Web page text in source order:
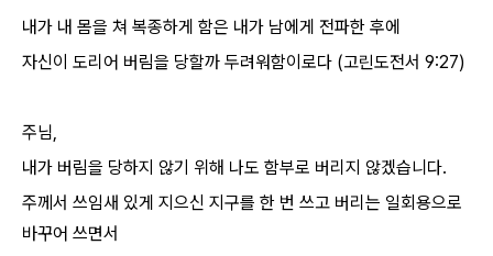
내가 내 몸을 쳐 복종하게 함은 내가 남에게 전파한 후에
자신이 도리어 버림을 당할까 두려워함이로다 (고린도전서 9:27)
주님,
내가 버림을 당하지 않기 위해 나도 함부로 버리지 않겠습니다.
주께서 쓰임새 있게 지으신 지구를 한 번 쓰고 버리는 일회용으로
바꾸어 쓰면서